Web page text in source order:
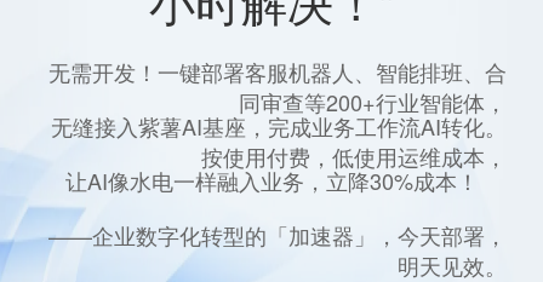
无需开发！一键部署客服机器人、智能排班、合
同审查等200+行业智能体，
无缝接入紫薯AI基座，完成业务工作流AI转化。
按使用付费，低使用运维成本，
让AI像水电一样融入业务，立降30%成本！
——企业数字化转型的「加速器」，今天部署，
明天见效。